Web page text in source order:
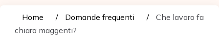
Home Domande frequenti
Che lavoro fa
chiara maggenti?